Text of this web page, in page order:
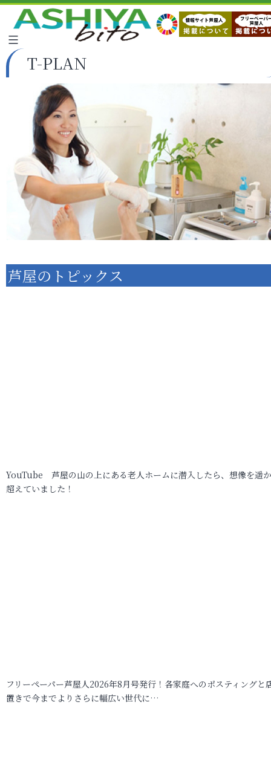
T-PLAN
芦屋のトピックス
YouTube 芦屋の山の上にある老人ホームに潜入したら、想像を遥
超えていました！
フリーペーパー芦屋人2026年8月号発行！各家庭へのポスティングと
置きで今までよりさらに幅広い世代に…